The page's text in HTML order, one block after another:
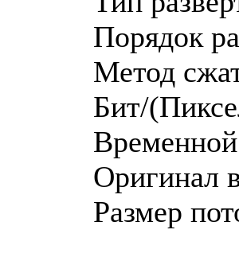
Порядок
Метод
Бит/
Оригинал
Размер